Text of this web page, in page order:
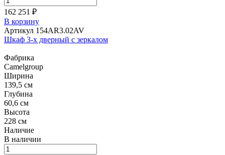
162 251 ₽
В корзину
Артикул 154AR3.02AV
Шкаф 3-х дверный с зеркалом
Фабрика
Camelgroup
Ширина
139,5 см
Глубина
60,6 см
Высота
228 см
Наличие
В наличии